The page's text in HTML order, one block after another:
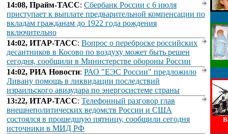
14:08, Прайм-ТАСС: Сбербанк России с 6 июля
приступает к выплате предварительной компенсации по
вкладам гражданам до 1922 года рождения
включительно
14:02, ИТАР-ТАСС: Вопрос о переброске российских
десантников в Косово по воздуху может быть решен
сегодня, сообщили в Министерстве обороны России
14:02, РИА Новости: РАО "ЕЭС России" предложило
Ливану помощь в ликвидации последствий
израильского авиаудара по энергосистеме страны
13:22, ИТАР-ТАСС: Телефонный разговор глав
внешнеполитических ведомств России и США
состоялся в прошедшую пятницу, сообщили сегодня
источники в МИД РФ